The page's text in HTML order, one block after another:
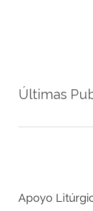
Últimas
Apoyo